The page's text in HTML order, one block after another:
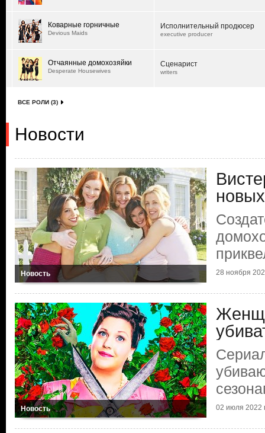
Коварные горничные
Devious Maids
Исполнительный продюсер
executive producer
Отчаянные домохозяйки
Desperate Housewives
Сценарист
writers
ВСЕ РОЛИ (3)
Новости
Новость 28 ноября
Новость 02 июля 2022